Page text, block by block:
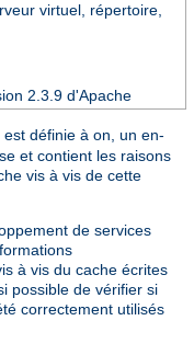
virtuel, répertoire,
2.3.9 d'Apache
est définie à on, un en-
et contient les raisons
vis à vis de cette
de services
à vis du cache écrites
possible de vérifier si
correctement utilisés